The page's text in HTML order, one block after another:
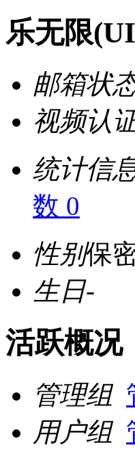
乐无限
邮箱状
视频认
统计信
数 0
性别保
生日-
活跃概况
管理组
用户组